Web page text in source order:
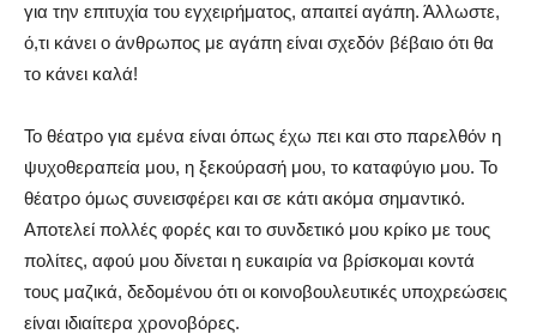
για την επιτυχία του εγχειρήματος, απαιτεί αγάπη. Άλλωστε,
ό,τι κάνει ο άνθρωπος με αγάπη είναι σχεδόν βέβαιο ότι θα
το κάνει καλά!
Το θέατρο για εμένα είναι όπως έχω πει και στο παρελθόν η
ψυχοθεραπεία μου, η ξεκούρασή μου, το καταφύγιο μου. Το
θέατρο όμως συνεισφέρει και σε κάτι ακόμα σημαντικό.
Αποτελεί πολλές φορές και το συνδετικό μου κρίκο με τους
πολίτες, αφού μου δίνεται η ευκαιρία να βρίσκομαι κοντά
τους μαζικά, δεδομένου ότι οι κοινοβουλευτικές υποχρεώσεις
είναι ιδιαίτερα χρονοβόρες.